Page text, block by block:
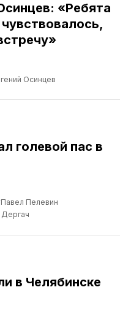
«Ребята
Осинцев
голевой пас в
Пелевин
в Челябинске